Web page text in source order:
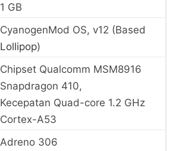
1 GB
CyanogenMod OS, v12 (Based
Lollipop)
Chipset Qualcomm MSM8916
Snapdragon 410,
Kecepatan Quad-core 1.2 GHz
Cortex-A53
Adreno 306